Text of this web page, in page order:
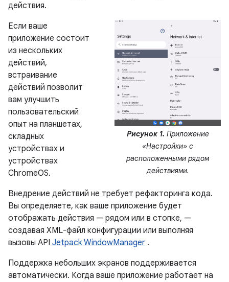
действия.
Рисунок 1. Приложение
«Настройки» с
расположенными рядом
действиями.
Если ваше
приложение состоит
из нескольких
действий,
встраивание
действий позволит
вам улучшить
пользовательский
опыт на планшетах,
складных
устройствах и
устройствах
ChromeOS.
Внедрение действий не требует рефакторинга кода.
Вы определяете, как ваше приложение будет
отображать действия — рядом или в стопке, —
создавая XML-файл конфигурации или выполняя
вызовы API Jetpack WindowManager .
Поддержка небольших экранов поддерживается
автоматически. Когда ваше приложение работает на